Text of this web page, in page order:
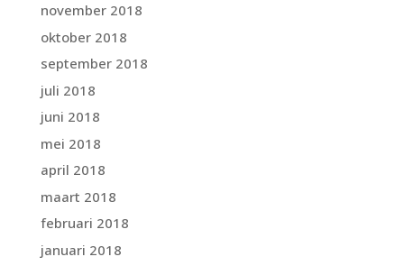
november 2018
oktober 2018
september 2018
juli 2018
juni 2018
mei 2018
april 2018
maart 2018
februari 2018
januari 2018